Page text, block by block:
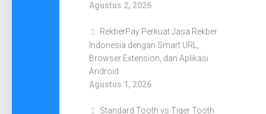
Agustus 2, 2026
RekberPay Perkuat Jasa Rekber
Indonesia dengan Smart URL,
Browser Extension, dan Aplikasi
Android
Agustus 1, 2026
Standard Tooth vs Tiger Tooth